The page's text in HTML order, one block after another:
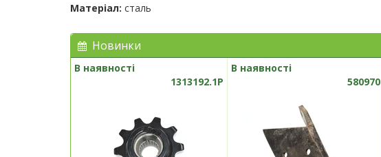
Матеріал: сталь
Новинки
В наявності
1313192.1P
В наявності
580970